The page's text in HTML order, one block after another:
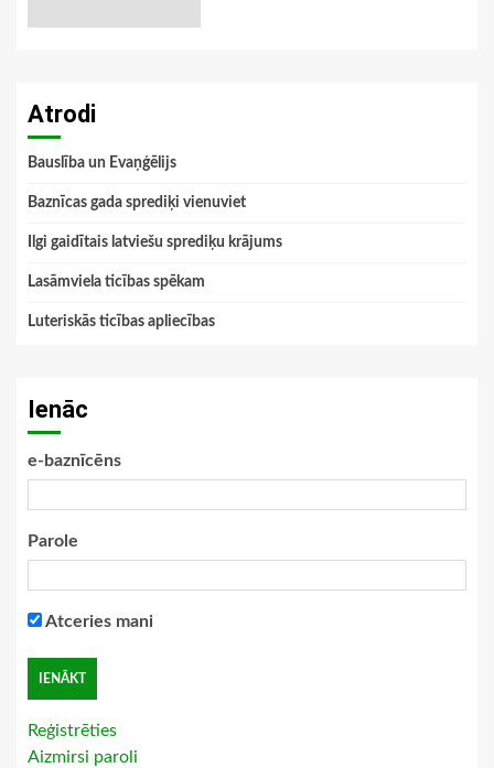
Atrodi
Bauslība un Evaņģēlijs
Baznīcas gada sprediķi vienuviet
Ilgi gaidītais latviešu sprediķu krājums
Lasāmviela ticības spēkam
Luteriskās ticības apliecības
Ienāc
e-baznīcēns
Parole
Atceries mani
Reģistrēties
Aizmirsi paroli